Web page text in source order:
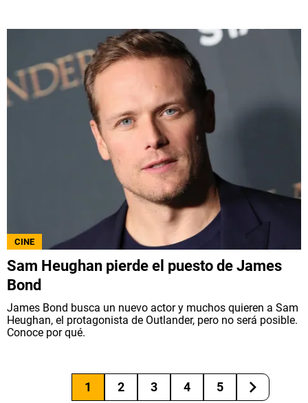
CINE
Sam Heughan pierde el puesto de James
Bond
James Bond busca un nuevo actor y muchos quieren a Sam
Heughan, el protagonista de Outlander, pero no será posible.
Conoce por qué.
1 2 3 4 5